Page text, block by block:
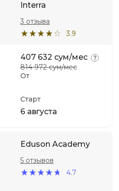
Interra
3.9
3 отзыва
От
407 632 сум/мес
814 972 сум/мес
Старт
6 августа
Eduson Academy
4.7
5 отзывов